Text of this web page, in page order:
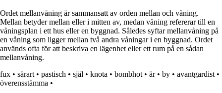
Ordet mellanvåning är sammansatt av orden mellan och våning.
Mellan betyder mellan eller i mitten av, medan våning refererar till en
våningsplan i ett hus eller en byggnad. Således syftar mellanvåning på
en våning som ligger mellan två andra våningar i en byggnad. Ordet
används ofta för att beskriva en lägenhet eller ett rum på en sådan
mellanvåning.
fux • särart • pastisch • själ • knota • bombhot • är • by • avantgardist •
överensstämma •